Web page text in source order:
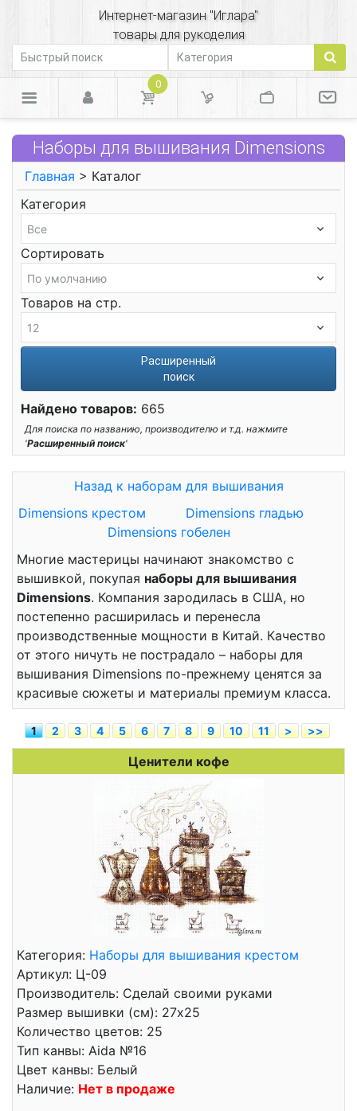
Интернет-магазин "Иглара"
товары для рукоделия
0
Наборы для вышивания Dimensions
Главная > Каталог
Категория
Сортировать
Товаров на стр.
Расширенный
поиск
Найдено товаров: 665
Для поиска по названию, производителю и т.д. нажмите
'Расширенный поиск'
Назад к наборам для вышивания
Dimensions крестом
Dimensions гладью
Dimensions гобелен
Многие мастерицы начинают знакомство с
вышивкой, покупая наборы для вышивания
Dimensions. Компания зародилась в США, но
постепенно расширилась и перенесла
производственные мощности в Китай. Качество
от этого ничуть не пострадало – наборы для
вышивания Dimensions по-прежнему ценятся за
красивые сюжеты и материалы премиум класса.
1 2 3 4 5 6 7 8 9 10 11 > >>
Ценители кофе
Категория: Наборы для вышивания крестом
Артикул: Ц-09
Производитель: Сделай своими руками
Размер вышивки (см): 27x25
Количество цветов: 25
Тип канвы: Aida №16
Цвет канвы: Белый
Наличие: Нет в продаже